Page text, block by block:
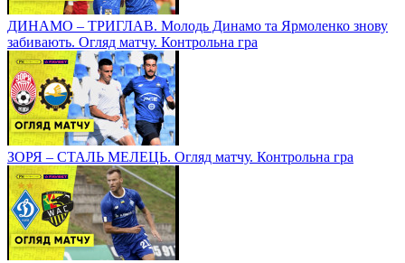
ДИНАМО – ТРИГЛАВ. Молодь Динамо та Ярмоленко знову
забивають. Огляд матчу. Контрольна гра
ЗОРЯ – СТАЛЬ МЕЛЕЦЬ. Огляд матчу. Контрольна гра